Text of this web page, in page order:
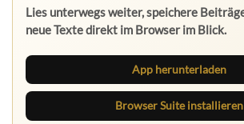
Lies unterwegs weiter, speichere
neue Texte direkt im Browser im Blick.
App herunterladen
Browser Suite installieren